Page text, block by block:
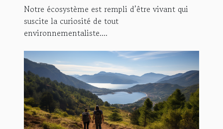
Notre écosystème est rempli d’être vivant qui
suscite la curiosité de tout
environnementaliste....